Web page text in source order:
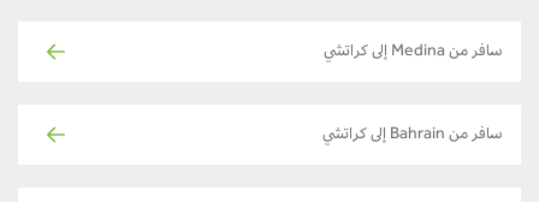
سافر من Medina إلى كراتشي
سافر من Bahrain إلى كراتشي